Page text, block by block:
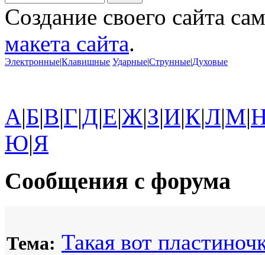
Создание своего сайта
макета сайта.
Электронные|Клавишные Ударные|Струнные|Духовые
А|Б|В|Г|Д|Е|Ж|З|И|К|Л|М|
Ю|Я
Сообщения с форума
Тема: Такая вот